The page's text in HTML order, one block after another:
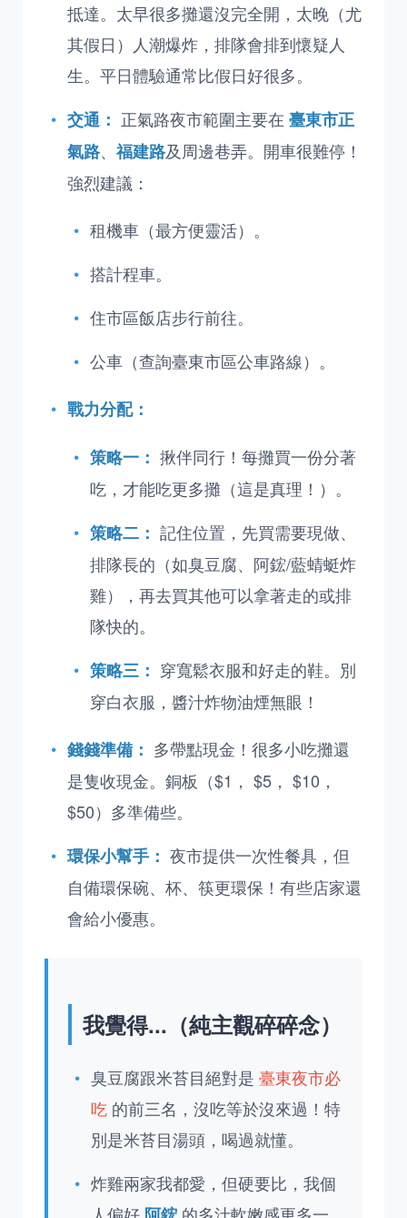
抵達。太早很多攤還沒完全開，太晚（尤
其假日）人潮爆炸，排隊會排到懷疑人
生。平日體驗通常比假日好很多。
交通： 正氣路夜市範圍主要在 臺東市正
氣路、 福建路及周邊巷弄。開車很難停！
強烈建議：
租機車（最方便靈活）。
搭計程車。
住市區飯店步行前往。
公車（查詢臺東市區公車路線）。
戰力分配：
策略一： 揪伴同行！每攤買一份分著
吃，才能吃更多攤（這是真理！）。
策略二： 記住位置，先買需要現做、
排隊長的（如臭豆腐、阿鋐/藍蜻蜓炸
雞），再去買其他可以拿著走的或排
隊快的。
策略三： 穿寬鬆衣服和好走的鞋。別
穿白衣服，醬汁炸物油煙無眼！
錢錢準備： 多帶點現金！很多小吃攤還
是隻收現金。銅板（$1， $5， $10，
$50）多準備些。
環保小幫手： 夜市提供一次性餐具，但
自備環保碗、杯、筷更環保！有些店家還
會給小優惠。
我覺得...（純主觀碎碎念）
臭豆腐跟米苔目絕對是 臺東夜市必
吃 的前三名，沒吃等於沒來過！特
別是米苔目湯頭，喝過就懂。
炸雞兩家我都愛，但硬要比，我個